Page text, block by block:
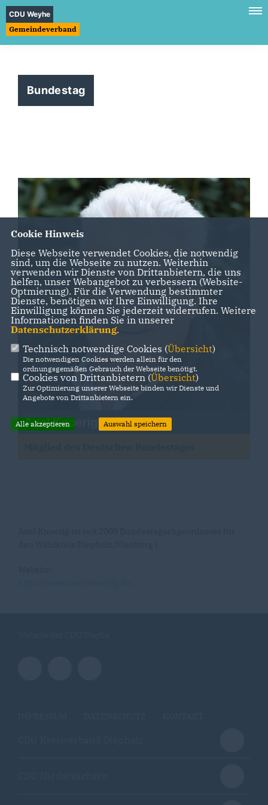
CDU Weyhe
Gemeindeverband
Bundestag
Axel Knoerig
Cookie Hinweis
Diese Webseite verwendet Cookies, die notwendig
sind, um die Webseite zu nutzen. Weiterhin
verwenden wir Dienste von Drittanbietern, die uns
helfen, unser Webangebot zu verbessern (Website-
Optmierung). Für die Verwendung bestimmter
Dienste, benötigen wir Ihre Einwilligung. Ihre
Einwilligung können Sie jederzeit widerrufen. Weitere
Informationen finden Sie in unserer
Datenschutzerklärung.
Technisch notwendige Cookies (Übersicht)
Die notwendigen Cookies werden allein für den
ordnungsgemäßen Gebrauch der Webseite benötigt.
Cookies von Drittanbietern (Übersicht)
Zur Optimierung unserer Webseite binden wir Dienste und
Angebote von Drittanbietern ein.
Alle akzeptieren Auswahl speichern